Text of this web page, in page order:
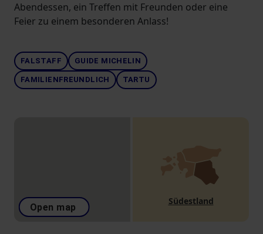
Abendessen, ein Treffen mit Freunden oder eine
Feier zu einem besonderen Anlass!
FALSTAFF GUIDE MICHELIN
FAMILIENFREUNDLICH TARTU
Open map
Südestland